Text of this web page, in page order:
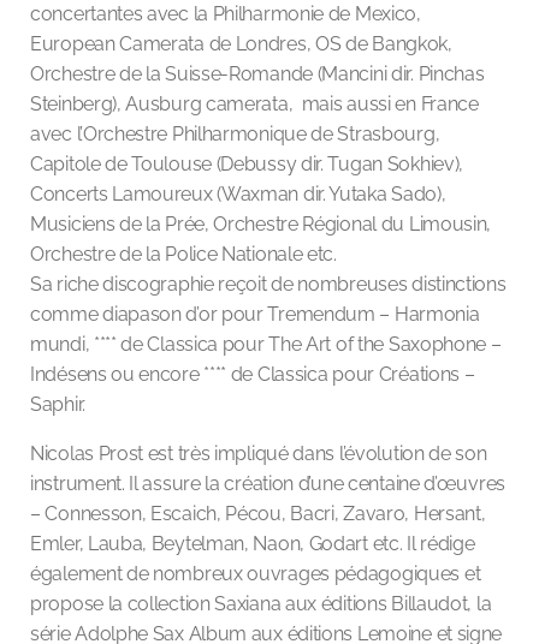
concertantes avec la Philharmonie de Mexico,
European Camerata de Londres, OS de Bangkok,
Orchestre de la Suisse-Romande (Mancini dir. Pinchas
Steinberg), Ausburg camerata, mais aussi en France
avec l’Orchestre Philharmonique de Strasbourg,
Capitole de Toulouse (Debussy dir. Tugan Sokhiev),
Concerts Lamoureux (Waxman dir. Yutaka Sado),
Musiciens de la Prée, Orchestre Régional du Limousin,
Orchestre de la Police Nationale etc.
Sa riche discographie reçoit de nombreuses distinctions
comme diapason d’or pour Tremendum – Harmonia
mundi, **** de Classica pour The Art of the Saxophone –
Indésens ou encore **** de Classica pour Créations –
Saphir.
Nicolas Prost est très impliqué dans l’évolution de son
instrument. Il assure la création d’une centaine d’œuvres
– Connesson, Escaich, Pécou, Bacri, Zavaro, Hersant,
Emler, Lauba, Beytelman, Naon, Godart etc. Il rédige
également de nombreux ouvrages pédagogiques et
propose la collection Saxiana aux éditions Billaudot, la
série Adolphe Sax Album aux éditions Lemoine et signe